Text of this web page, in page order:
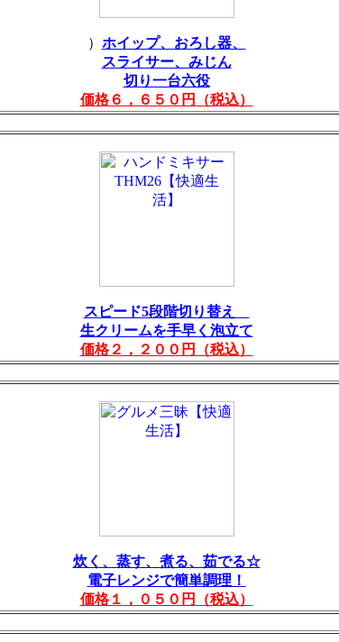
） ホイップ、おろし器、
スライサー、みじん
切り一台六役
価格６，６５０円（税込）
スピード5段階切り替え
生クリームを手早く泡立て
価格２，２００円（税込）
炊く、蒸す、煮る、茹でる☆
電子レンジで簡単調理！
価格１，０５０円（税込）